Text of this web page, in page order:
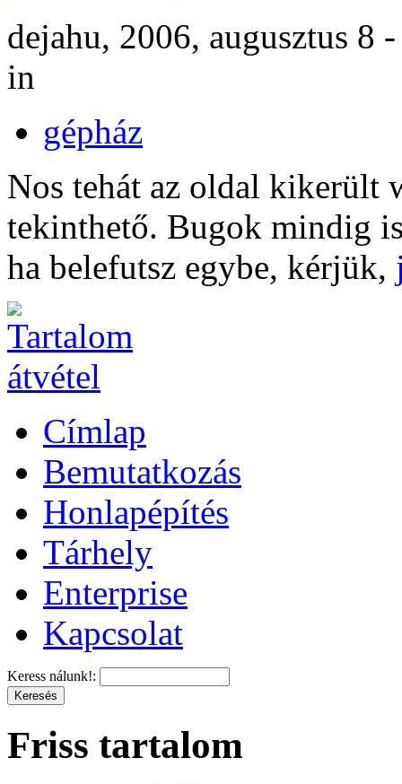
dejahu, 2006, augusztus 8
in
gépház
Nos tehát az oldal kikerült
tekinthető. Bugok mindig
ha belefutsz egybe, kérjük,
Címlap
Bemutatkozás
Honlapépítés
Tárhely
Enterprise
Kapcsolat
Keress nálunk!:
Friss tartalom